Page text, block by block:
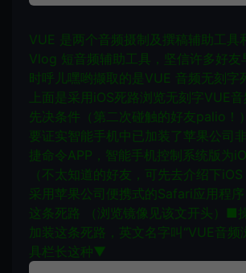
VUE 是两个音频摄制及撰稿辅助工具
Vlog 短音频辅助工具，坚信许多好友
时呼儿嘿哟撷取的是VUE 音频无刻字
上面是采用iOS死路浏览无刻字VUE音
先决条件（第二次碰触的好友palio！）
要证实智能手机中已加装了苹果公司
捷命令APP，智能手机控制系统版为
（不太知道的好友，可先去介绍下iOS
采用苹果公司便携式的Safari应用程
这条死路 （浏览镜像见该文开头） ■
加装这条死路，英文名字叫“VUE音频
具栏长这种▼